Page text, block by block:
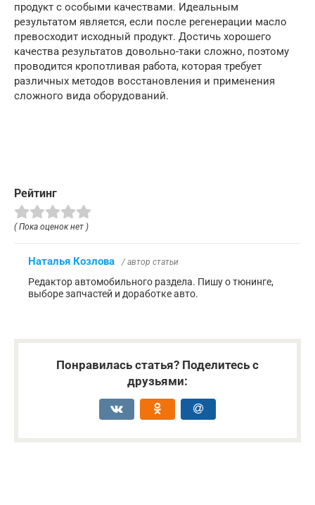
продукт с особыми качествами. Идеальным
результатом является, если после регенерации масло
превосходит исходный продукт. Достичь хорошего
качества результатов довольно-таки сложно, поэтому
проводится кропотливая работа, которая требует
различных методов восстановления и применения
сложного вида оборудований.
Рейтинг
( Пока оценок нет )
Наталья Козлова / автор статьи
Редактор автомобильного раздела. Пишу о тюнинге,
выборе запчастей и доработке авто.
Понравилась статья? Поделитесь с
друзьями: